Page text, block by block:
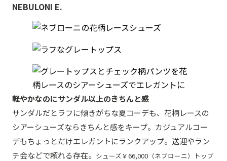
NEBULONI E.
軽やかなのにサンダル以上のきちんと感
サンダルだとラフに傾きがちな夏コーデも、花柄レースの
シアーシューズならきちんと感をキープ。カジュアルコー
デもちょっとだけエレガントにランクアップ。送迎やラン
チ会などで頼れる存在。 シューズ￥66,000（ネブローニ）トップ